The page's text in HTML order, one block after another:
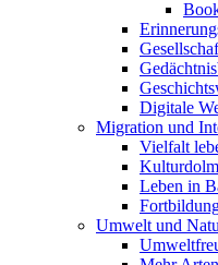
Digitale
Migration und
Vielfalt
Leben in
Umwelt und